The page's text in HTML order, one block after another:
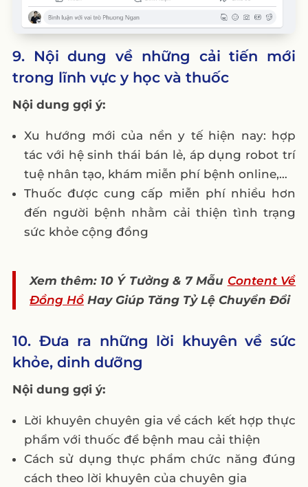
9. Nội dung về những cải tiến mới
trong lĩnh vực y học và thuốc
Nội dung gợi ý:
Xu hướng mới của nền y tế hiện nay: hợp
tác với hệ sinh thái bán lẻ, áp dụng robot trí
tuệ nhân tạo, khám miễn phí bệnh online,…
Thuốc được cung cấp miễn phí nhiều hơn
đến người bệnh nhằm cải thiện tình trạng
sức khỏe cộng đồng
Xem thêm: 10 Ý Tưởng & 7 Mẫu Content Về
Đồng HồHay Giúp Tăng Tỷ Lệ Chuyển Đổi
10. Đưa ra những lời khuyên về sức
khỏe, dinh dưỡng
Nội dung gợi ý:
Lời khuyên chuyên gia về cách kết hợp thực
phẩm với thuốc để bệnh mau cải thiện
Cách sử dụng thực phẩm chức năng đúng
cách theo lời khuyên của chuyên gia